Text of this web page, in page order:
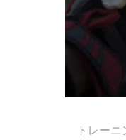
トレーニ